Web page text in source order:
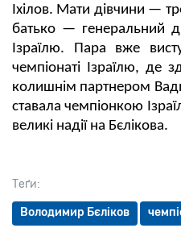
Теґи:
Володимир Бєліков
Іхілов. Мати дівчини —
батько — генеральний
Ізраїлю. Пара вже
чемпіонаті Ізраїлю, де
колишнім партнером
ставала чемпіонкою
великі надії на Бєлікова.